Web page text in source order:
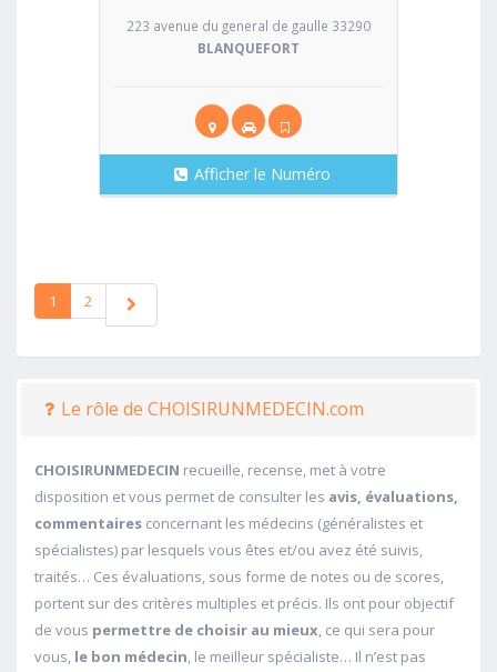
223 avenue du general de gaulle 33290
BLANQUEFORT
Afficher le Numéro
1 2
Le rôle de CHOISIRUNMEDECIN.com
CHOISIRUNMEDECIN recueille, recense, met à votre
disposition et vous permet de consulter les avis, évaluations,
commentaires concernant les médecins (généralistes et
spécialistes) par lesquels vous êtes et/ou avez été suivis,
traités… Ces évaluations, sous forme de notes ou de scores,
portent sur des critères multiples et précis. Ils ont pour objectif
de vous permettre de choisir au mieux, ce qui sera pour
vous, le bon médecin, le meilleur spécialiste… Il n’est pas